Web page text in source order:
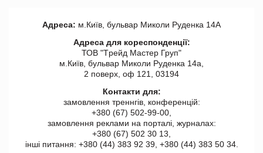
Адреса: м.Київ, бульвар Миколи Руденка 14А
Адреса для кореспонденції:
ТОВ "Tрейд Мастер Груп"
м.Київ, бульвар Миколи Руденка 14а,
2 поверх, оф 121, 03194
Контакти для:
замовлення треннгів, конференцій:
+380 (67) 502-99-00,
замовлення реклами на порталі, журналах:
+380 (67) 502 30 13,
інші питання: +380 (44) 383 92 39, +380 (44) 383 50 34.